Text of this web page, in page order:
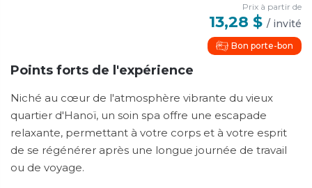
Points forts de l'expérience
Niché au cœur de l'atmosphère vibrante du vieux
quartier d'Hanoï, un soin spa offre une escapade
relaxante, permettant à votre corps et à votre esprit
de se régénérer après une longue journée de travail
ou de voyage.
Prix ​​à partir de
13,28 $ / invité
Bon porte-bon